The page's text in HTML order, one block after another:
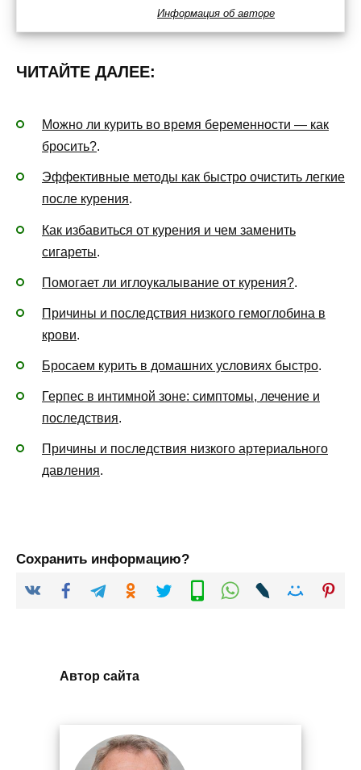
Информация об авторе
ЧИТАЙТЕ ДАЛЕЕ:
Можно ли курить во время беременности — как
бросить?.
Эффективные методы как быстро очистить легкие
после курения.
Как избавиться от курения и чем заменить
сигареты.
Помогает ли иглоукалывание от курения?.
Причины и последствия низкого гемоглобина в
крови.
Бросаем курить в домашних условиях быстро.
Герпес в интимной зоне: симптомы, лечение и
последствия.
Причины и последствия низкого артериального
давления.
Сохранить информацию?
Автор сайта